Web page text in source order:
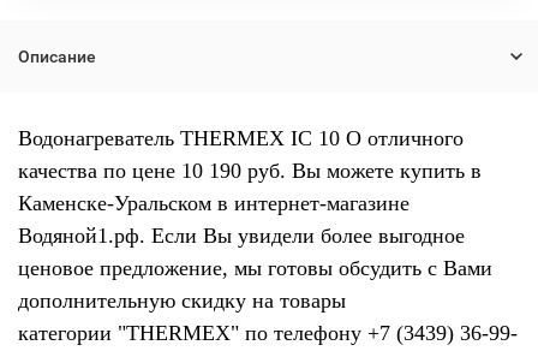
Описание
Водонагреватель THERMEX IC 10 O отличного
качества по цене 10 190 руб. Вы можете купить в
Каменске-Уральском в интернет-магазине
Водяной1.рф. Если Вы увидели более выгодное
ценовое предложение, мы готовы обсудить с Вами
дополнительную скидку на товары
категории "THERMEX" по телефону +7 (3439) 36-99-